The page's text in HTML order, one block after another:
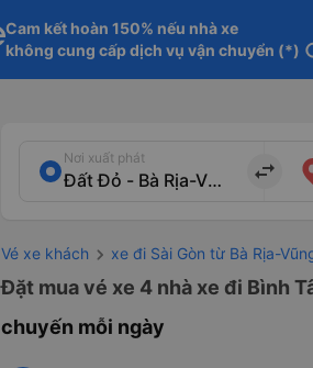
Cam kết hoàn 150% nếu nhà xe
không cung cấp dịch vụ vận chuyển (*)
Nơi xuất phát
import_export
Vé xe khách xe đi Sài Gòn từ Bà Rịa-
Đặt mua vé xe 4 nhà xe đi Bình
chuyến mỗi ngày